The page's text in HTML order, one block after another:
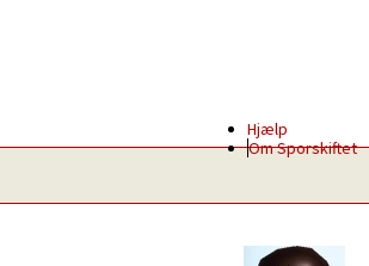
Hjælp
Om Sporskiftet